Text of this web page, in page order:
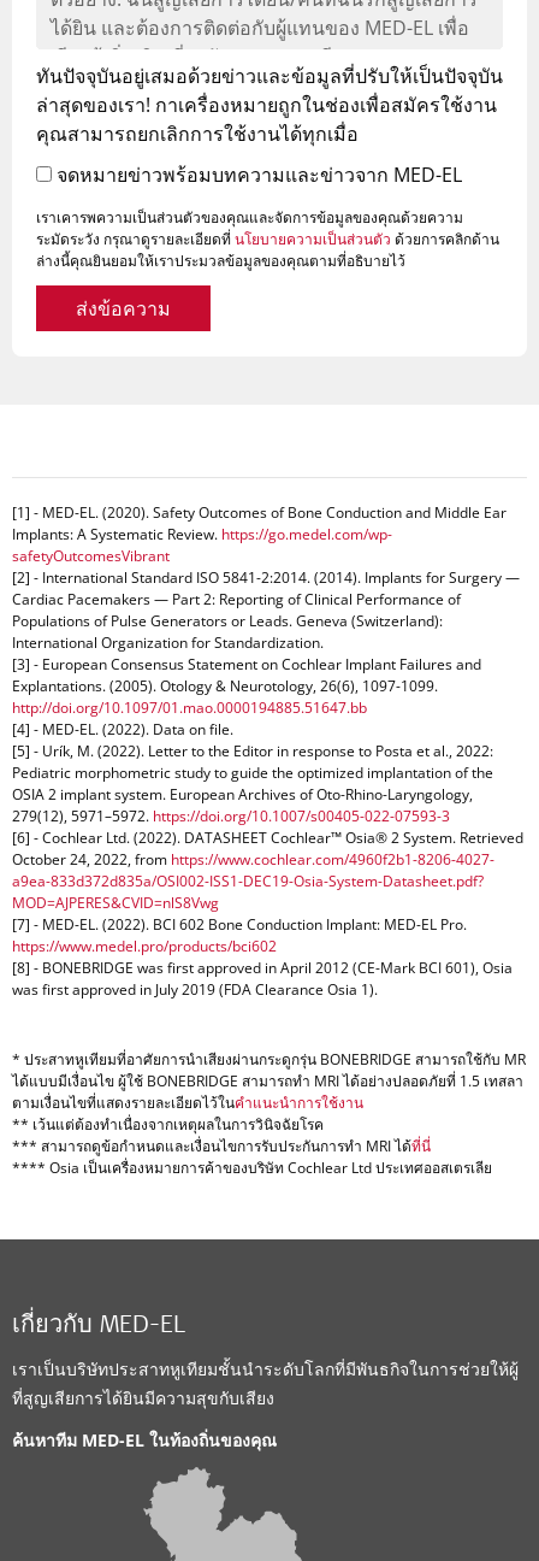
ทันปัจจุบันอยู่เสมอด้วยข่าวและข้อมูลที่ปรับให้เป็นปัจจุบัน
ล่าสุดของเรา! กาเครื่องหมายถูกในช่องเพื่อสมัครใช้งาน
คุณสามารถยกเลิกการใช้งานได้ทุกเมื่อ
จดหมายข่าวพร้อมบทความและข่าวจาก MED-EL
เราเคารพความเป็นส่วนตัวของคุณและจัดการข้อมูลของคุณด้วยความ
ระมัดระวัง กรุณาดูรายละเอียดที่นโยบายความเป็นส่วนตัว ด้วยการคลิกด้าน
ล่างนี้คุณยินยอมให้เราประมวลข้อมูลของคุณตามที่อธิบายไว้
ส่งข้อความ
[1] - MED-EL. (2020). Safety Outcomes of Bone Conduction and Middle Ear
Implants: A Systematic Review. https://go.medel.com/wp-
safetyOutcomesVibrant
[2] - International Standard ISO 5841-2:2014. (2014). Implants for Surgery —
Cardiac Pacemakers — Part 2: Reporting of Clinical Performance of
Populations of Pulse Generators or Leads. Geneva (Switzerland):
International Organization for Standardization.
[3] - European Consensus Statement on Cochlear Implant Failures and
Explantations. (2005). Otology & Neurotology, 26(6), 1097-1099.
http://doi.org/10.1097/01.mao.0000194885.51647.bb
[4] - MED-EL. (2022). Data on file.
[5] - Urík, M. (2022). Letter to the Editor in response to Posta et al., 2022:
Pediatric morphometric study to guide the optimized implantation of the
OSIA 2 implant system. European Archives of Oto-Rhino-Laryngology,
279(12), 5971–5972. https://doi.org/10.1007/s00405-022-07593-3
[6] - Cochlear Ltd. (2022). DATASHEET Cochlear™ Osia® 2 System. Retrieved
October 24, 2022, from https://www.cochlear.com/4960f2b1-8206-4027-
a9ea-833d372d835a/OSI002-ISS1-DEC19-Osia-System-Datasheet.pdf?
MOD=AJPERES&CVID=nlS8Vwg
[7] - MED-EL. (2022). BCI 602 Bone Conduction Implant: MED-EL Pro.
https://www.medel.pro/products/bci602
[8] - BONEBRIDGE was first approved in April 2012 (CE-Mark BCI 601), Osia
was first approved in July 2019 (FDA Clearance Osia 1).
* ประสาทหูเทียมที่อาศัยการนำเสียงผ่านกระดูกรุ่น BONEBRIDGE สามารถใช้กับ MR
ได้แบบมีเงื่อนไข ผู้ใช้ BONEBRIDGE สามารถทำ MRI ได้อย่างปลอดภัยที่ 1.5 เทสลา
ตามเงื่อนไขที่แสดงรายละเอียดไว้ในคำแนะนำการใช้งาน
** เว้นแต่ต้องทำเนื่องจากเหตุผลในการวินิจฉัยโรค
*** สามารถดูข้อกำหนดและเงื่อนไขการรับประกันการทำ MRI ได้ที่นี่
**** Osia เป็นเครื่องหมายการค้าของบริษัท Cochlear Ltd ประเทศออสเตรเลีย
เกี่ยวกับ MED-EL
เราเป็นบริษัทประสาทหูเทียมชั้นนำระดับโลกที่มีพันธกิจในการช่วยให้ผู้
ที่สูญเสียการได้ยินมีความสุขกับเสียง
ค้นหาทีม MED-EL ในท้องถิ่นของคุณ